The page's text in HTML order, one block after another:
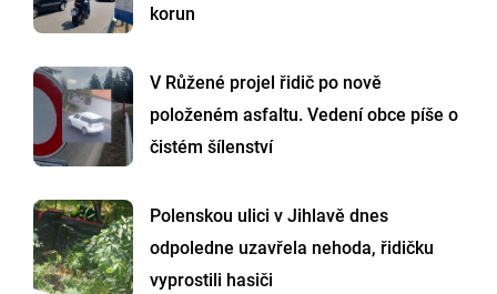
korun
V Růžené projel řidič po nově
položeném asfaltu. Vedení obce píše o
čistém šílenství
Polenskou ulici v Jihlavě dnes
odpoledne uzavřela nehoda, řidičku
vyprostili hasiči